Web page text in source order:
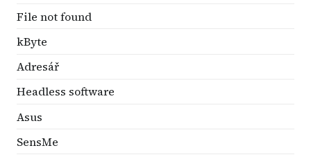
File not found
kByte
Adresář
Headless software
Asus
SensMe